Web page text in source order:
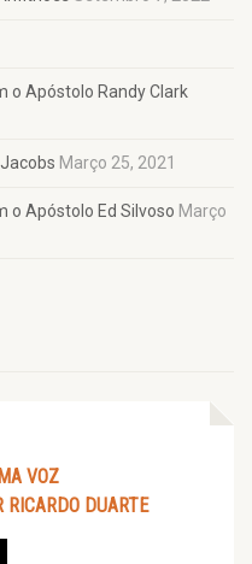
o Apóstolo Randy Clark
Março 25, 2021
o Apóstolo Ed Silvoso Março
VOZ
DUARTE